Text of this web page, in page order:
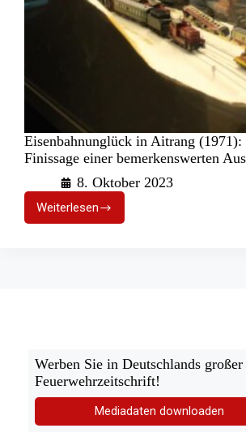
Eisenbahnunglück in Aitrang (1971):
Finissage einer bemerkenswerten
8. Oktober 2023
WeiterlesenEisenbahnunglück
in
Werben Sie in Deutschlands großer
Feuerwehrzeitschrift!
Mediadaten downloaden